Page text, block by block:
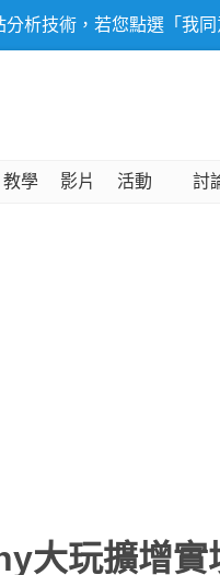
析技術，若您點選「我
教學 影片 活動 討
大玩擴增